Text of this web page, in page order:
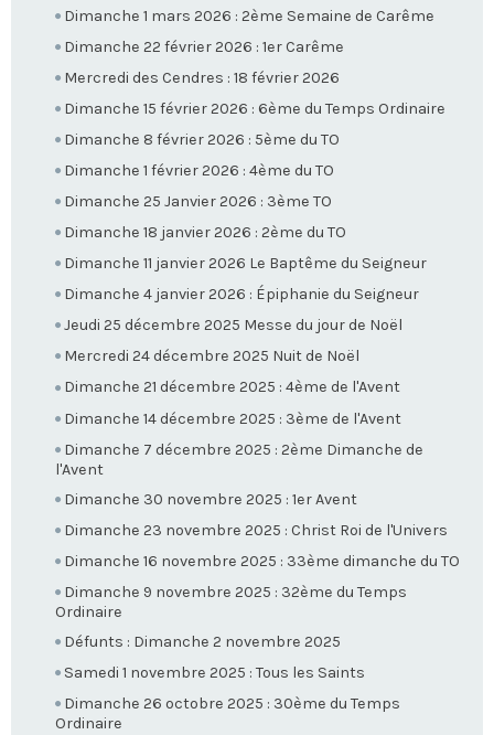
Dimanche 1 mars 2026 : 2ème Semaine de Carême
Dimanche 22 février 2026 : 1er Carême
Mercredi des Cendres : 18 février 2026
Dimanche 15 février 2026 : 6ème du Temps Ordinaire
Dimanche 8 février 2026 : 5ème du TO
Dimanche 1 février 2026 : 4ème du TO
Dimanche 25 Janvier 2026 : 3ème TO
Dimanche 18 janvier 2026 : 2ème du TO
Dimanche 11 janvier 2026 Le Baptême du Seigneur
Dimanche 4 janvier 2026 : Épiphanie du Seigneur
Jeudi 25 décembre 2025 Messe du jour de Noël
Mercredi 24 décembre 2025 Nuit de Noël
Dimanche 21 décembre 2025 : 4ème de l'Avent
Dimanche 14 décembre 2025 : 3ème de l'Avent
Dimanche 7 décembre 2025 : 2ème Dimanche de
l'Avent
Dimanche 30 novembre 2025 : 1er Avent
Dimanche 23 novembre 2025 : Christ Roi de l'Univers
Dimanche 16 novembre 2025 : 33ème dimanche du TO
Dimanche 9 novembre 2025 : 32ème du Temps
Ordinaire
Défunts : Dimanche 2 novembre 2025
Samedi 1 novembre 2025 : Tous les Saints
Dimanche 26 octobre 2025 : 30ème du Temps
Ordinaire